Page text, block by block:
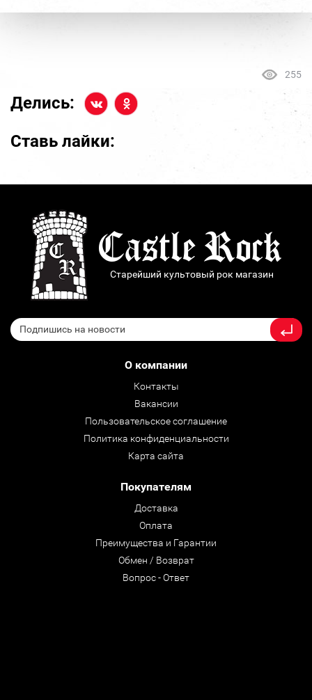
255
Делись:
Ставь лайки:
Старейший культовый рок магазин
О компании
Контакты
Вакансии
Пользовательское соглашение
Политика конфиденциальности
Карта сайта
Покупателям
Доставка
Оплата
Преимущества и Гарантии
Обмен / Возврат
Вопрос - Ответ